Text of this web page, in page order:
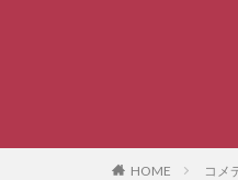
HOME コメ